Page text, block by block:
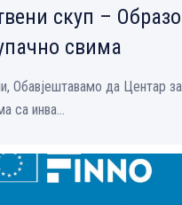
скуп –
свима
Обавјештавамо да Центар
са инва...